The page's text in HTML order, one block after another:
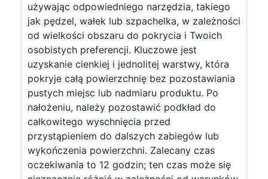
używając odpowiedniego narzędzia, takiego
jak pędzel, wałek lub szpachelka, w zależności
od wielkości obszaru do pokrycia i Twoich
osobistych preferencji. Kluczowe jest
uzyskanie cienkiej i jednolitej warstwy, która
pokryje całą powierzchnię bez pozostawiania
pustych miejsc lub nadmiaru produktu. Po
nałożeniu, należy pozostawić podkład do
całkowitego wyschnięcia przed
przystąpieniem do dalszych zabiegów lub
wykończenia powierzchni. Zalecany czas
oczekiwania to 12 godzin; ten czas może się